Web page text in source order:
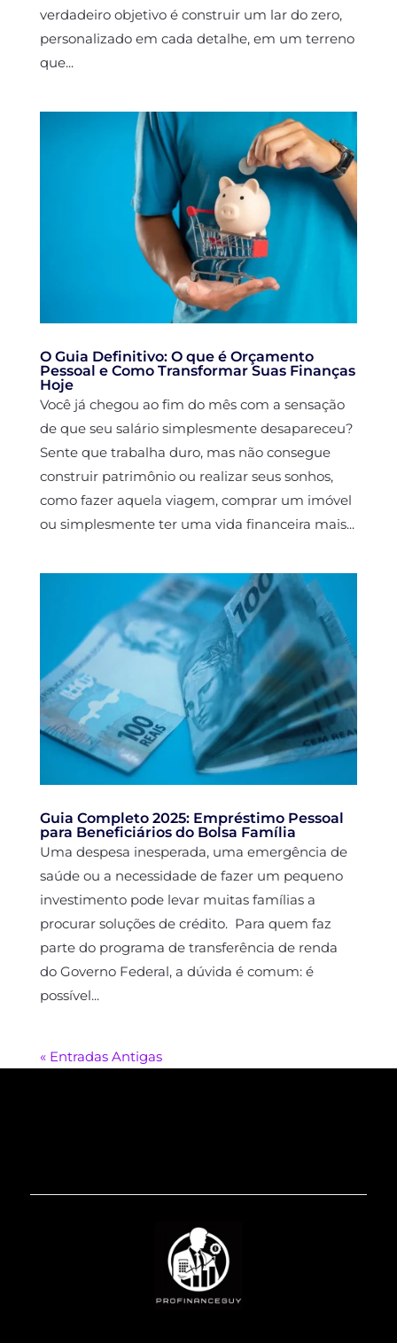
verdadeiro objetivo é construir um lar do zero,
personalizado em cada detalhe, em um terreno
que...
O Guia Definitivo: O que é Orçamento
Pessoal e Como Transformar Suas Finanças
Hoje
Você já chegou ao fim do mês com a sensação
de que seu salário simplesmente desapareceu?
Sente que trabalha duro, mas não consegue
construir patrimônio ou realizar seus sonhos,
como fazer aquela viagem, comprar um imóvel
ou simplesmente ter uma vida financeira mais...
Guia Completo 2025: Empréstimo Pessoal
para Beneficiários do Bolsa Família
Uma despesa inesperada, uma emergência de
saúde ou a necessidade de fazer um pequeno
investimento pode levar muitas famílias a
procurar soluções de crédito. Para quem faz
parte do programa de transferência de renda
do Governo Federal, a dúvida é comum: é
possível...
« Entradas Antigas